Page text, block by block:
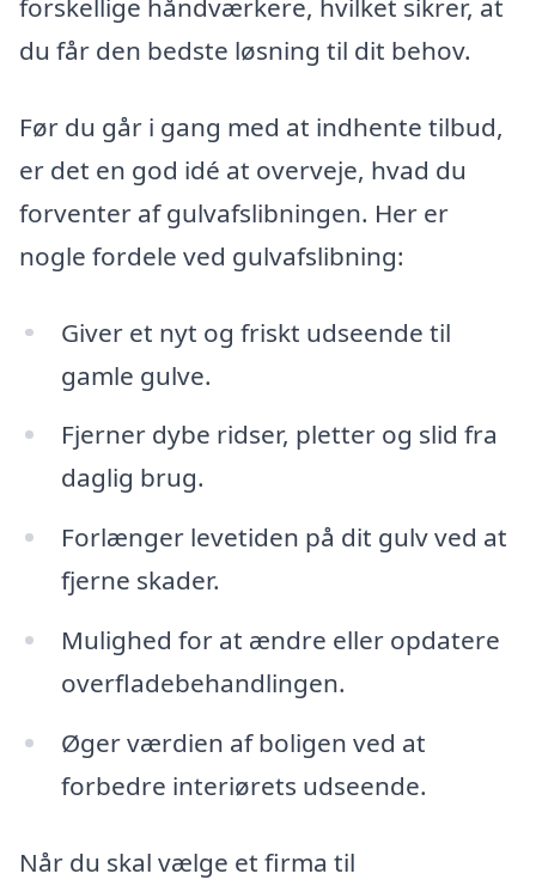
forskellige håndværkere, hvilket sikrer, at
du får den bedste løsning til dit behov.
Før du går i gang med at indhente tilbud,
er det en god idé at overveje, hvad du
forventer af gulvafslibningen. Her er
nogle fordele ved gulvafslibning:
Giver et nyt og friskt udseende til
gamle gulve.
Fjerner dybe ridser, pletter og slid fra
daglig brug.
Forlænger levetiden på dit gulv ved at
fjerne skader.
Mulighed for at ændre eller opdatere
overfladebehandlingen.
Øger værdien af boligen ved at
forbedre interiørets udseende.
Når du skal vælge et firma til